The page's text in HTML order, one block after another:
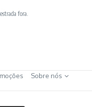
fora.
Sobre nós